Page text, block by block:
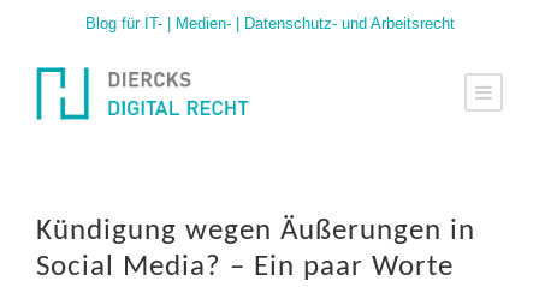
Blog für IT- | Medien- | Datenschutz- und Arbeitsrecht
Kündigung wegen Äußerungen in
Social Media? – Ein paar Worte